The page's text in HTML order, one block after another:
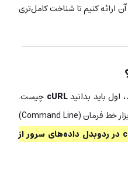
ارائه کنیم تا شناخت کامل‌تری
cURL چیست.
، یک ابزار خط فرمان (Command Line)
کار cURL در ردوبدل داده‌های سرور از